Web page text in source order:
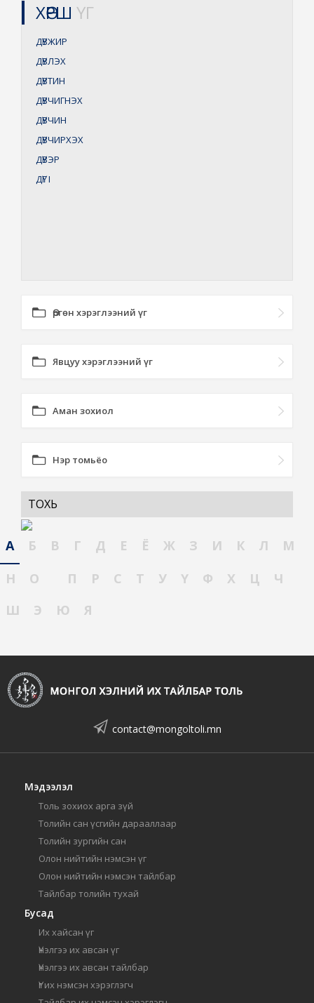
ХӨРШ ҮГ
ДҮВЖИР
ДҮВЛЭХ
ДҮВТИН
ДҮВЧИГНЭХ
ДҮВЧИН
ДҮВЧИРХЭХ
ДҮВЭР
ДҮГI
Өргөн хэрэглээний үг
Явцуу хэрэглээний үг
Аман зохиол
Нэр томьёо
ТОХЬ
А Б В Г Д Е Ё Ж З И К Л
М
Н
О П Р С Т У Ү Ф Х Ц
Ч
Ш
Э Ю Я
contact@mongoltoli.mn
Мэдээлэл
Толь зохиох арга зүй
Толийн сан үсгийн дарааллаар
Толийн зургийн сан
Олон нийтийн нэмсэн үг
Олон нийтийн нэмсэн тайлбар
Тайлбар толийн тухай
Бусад
Их хайсан үг
Үнэлгээ их авсан үг
Үнэлгээ их авсан тайлбар
Үг их нэмсэн хэрэглэгч